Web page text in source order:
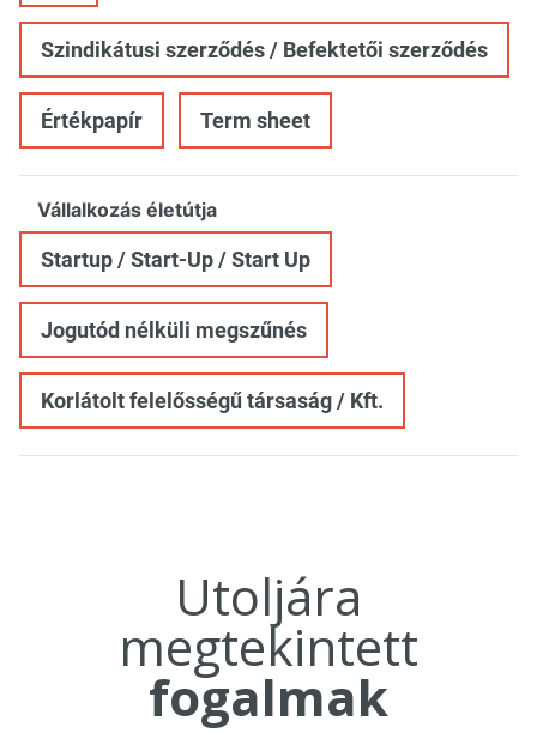
Szindikátusi szerződés / Befektetői szerződés
Értékpapír Term sheet
Vállalkozás életútja
Startup / Start-Up / Start Up
Jogutód nélküli megszűnés
Korlátolt felelősségű társaság / Kft.
Utoljára
megtekintett
fogalmak